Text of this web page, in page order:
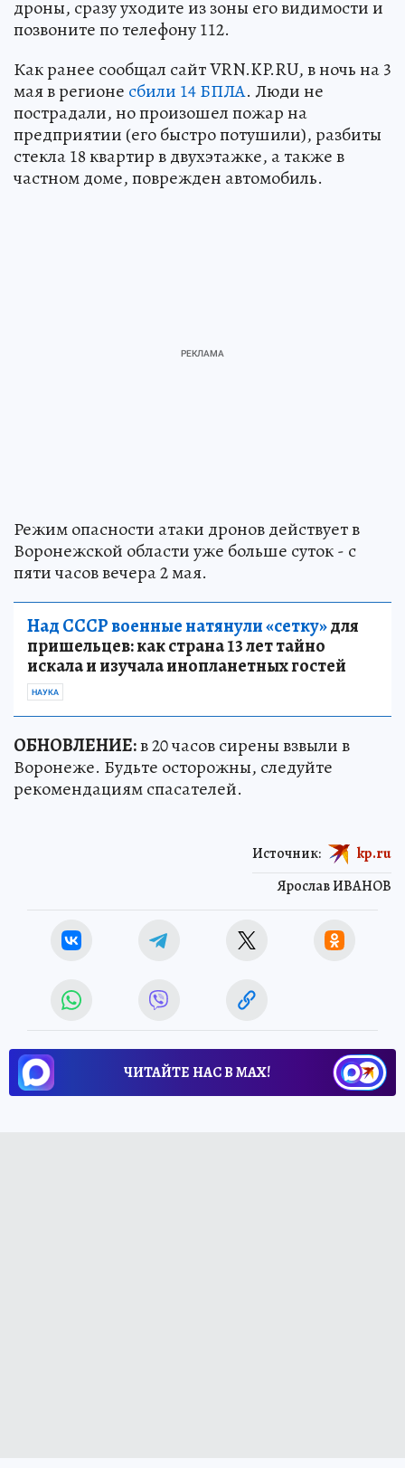
дроны, сразу уходите из зоны его видимости и
позвоните по телефону 112.
Как ранее сообщал сайт VRN.KP.RU, в ночь на 3
мая в регионе сбили 14 БПЛА. Люди не
пострадали, но произошел пожар на
предприятии (его быстро потушили), разбиты
стекла 18 квартир в двухэтажке, а также в
частном доме, поврежден автомобиль.
Режим опасности атаки дронов действует в
Воронежской области уже больше суток - с
пяти часов вечера 2 мая.
Над СССР военные натянули «сетку»для
пришельцев: как страна 13 лет тайно
искала и изучала инопланетных гостей
НАУКА
ОБНОВЛЕНИЕ:в 20 часов сирены взвыли в
Воронеже. Будьте осторожны, следуйте
рекомендациям спасателей.
Ярослав ИВАНОВ
Источник: kp.ru
ЧИТАЙТЕ НАС В МАХ!